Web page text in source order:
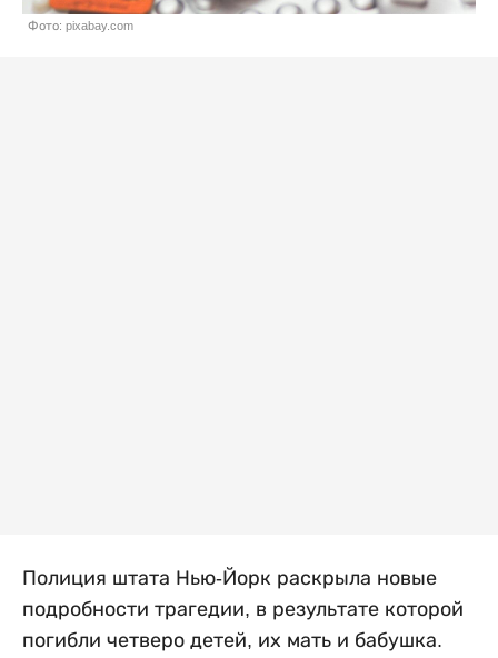
Фото: pixabay.com
Полиция штата Нью-Йорк раскрыла новые
подробности трагедии, в результате которой
погибли четверо детей, их мать и бабушка.